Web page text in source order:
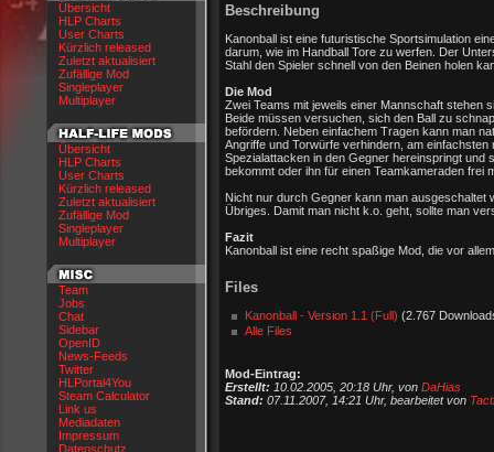
Übersicht
HLP Charts
User Charts
Kürzlich released
Zuletzt aktualisiert
Zufällige Mod
Singleplayer
Multiplayer
Übersicht
HLP Charts
User Charts
Kürzlich released
Zuletzt aktualisiert
Zufällige Mod
Singleplayer
Multiplayer
Team
Jobs
Chat
Sidebar
OpenID
News-Feeds
Twitter
HLPortal4You
Steam Calculator
Link us
Mediadaten
Impressum
Datenschutz
Beschreibung
Kanonball ist eine futuristische Sportsimulation
darum, wie im Handball Tore zu werfen. Der
Stahl den Spieler schnell von den Beinen holen
Die Mod
Zwei Teams mit jeweils einer Mannschaft stehen
Beide müssen versuchen, sich den Ball zu
befördern. Neben einfachem Tragen kann man
Angriffe und Torwürfe verhindern, am
Spezialattacken in den Gegner hereinspringt und
bekommt oder ihn für einen Teamkameraden frei
Nicht nur durch Gegner kann man ausgeschaltet
Übriges. Damit man nicht k.o. geht, sollte man
Fazit
Kanonball ist eine recht spaßige Mod, die vor
Files
Kanonball - Version 1.1 (Full) (2.767
Alle Files
Mod-Eintrag:
Erstellt: 10.02.2005, 20:18 Uhr, von DaHias
Stand: 07.11.2007, 14:21 Uhr, bearbeitet von